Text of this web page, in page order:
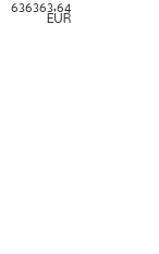
636363,64
EUR